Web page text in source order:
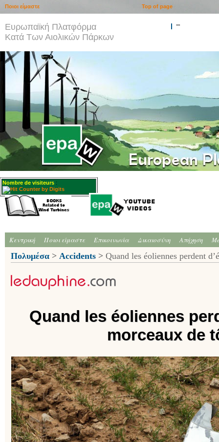
Ευρωπαϊκή Πλατφόρμα
Κατά Των Αιολικών Πάρκων
""
Nombre de visiteurs :
Κεντρική Ποιοι είμαστε Επικοινωνία Δικαιοσύνη Απήχηση
Πολυμέσα > Accidents > Quand les éoliennes perdent
Quand les éoliennes
morceaux de
Top of page
Ποιοι είμαστε